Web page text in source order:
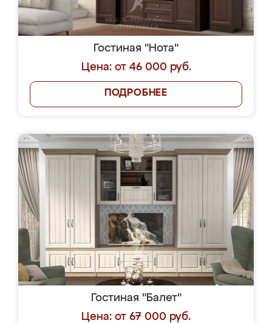
Гостиная "Нота"
Цена: от 46 000 руб.
ПОДРОБНЕЕ
Гостиная "Балет"
Цена: от 67 000 руб.